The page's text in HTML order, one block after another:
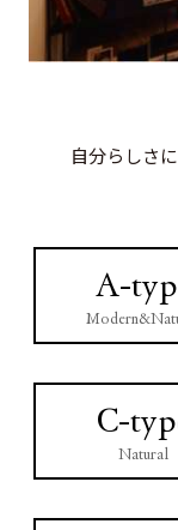
自分らしさ
A-
C-
Natural